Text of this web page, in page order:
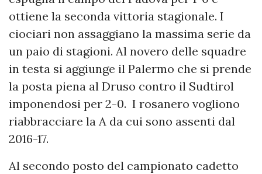
ottiene la seconda vittoria stagionale. I
ciociari non assaggiano la massima serie da
un paio di stagioni. Al novero delle squadre
in testa si aggiunge il Palermo che si prende
la posta piena al Druso contro il Sudtirol
imponendosi per 2-0. I rosanero vogliono
riabbracciare la A da cui sono assenti dal
2016-17.
Al secondo posto del campionato cadetto